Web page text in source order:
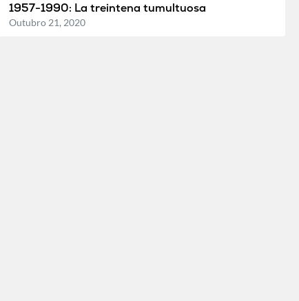
1957-1990: La treintena tumultuosa
Outubro 21, 2020